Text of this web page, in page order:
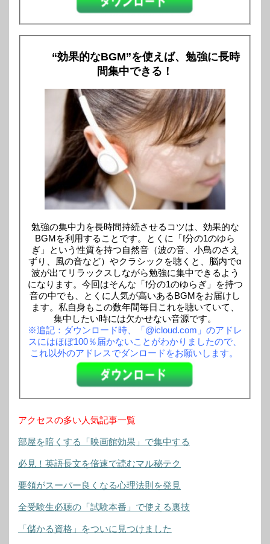
“効果的なBGM”を使えば、勉強に長時
間集中できる！
勉強の集中力を長時間持続させるコツは、効果的な
BGMを利用することです。とくに「f分の1のゆら
ぎ」という性質を持つ自然音（波の音、小鳥のさえ
ずり、風の音など）やクラシックを聴くと、脳内でα
波が出てリラックスしながら勉強に集中できるよう
になります。今回はそんな「f分の1のゆらぎ」を持つ
音の中でも、とくに人気が高いあるBGMをお届けし
ます。私自身もこの数年間毎日これを聴いていて、
集中したい時には欠かせない音源です。
※追記：ダウンロード時、「@icloud.com」のアドレ
スにはほぼ100％届かないことがわかりましたので、
これ以外のアドレスでダンロードをお願いします。
アクセスの多い人気記事一覧
部屋を暗くする「映画館効果」で集中する
必見！英語長文を倍速で読むマル秘テク
要領がスーパー良くなる心理法則を発見
全受験生必聴の「試験本番」で使える裏技
「儲かる資格」をついに見つけました